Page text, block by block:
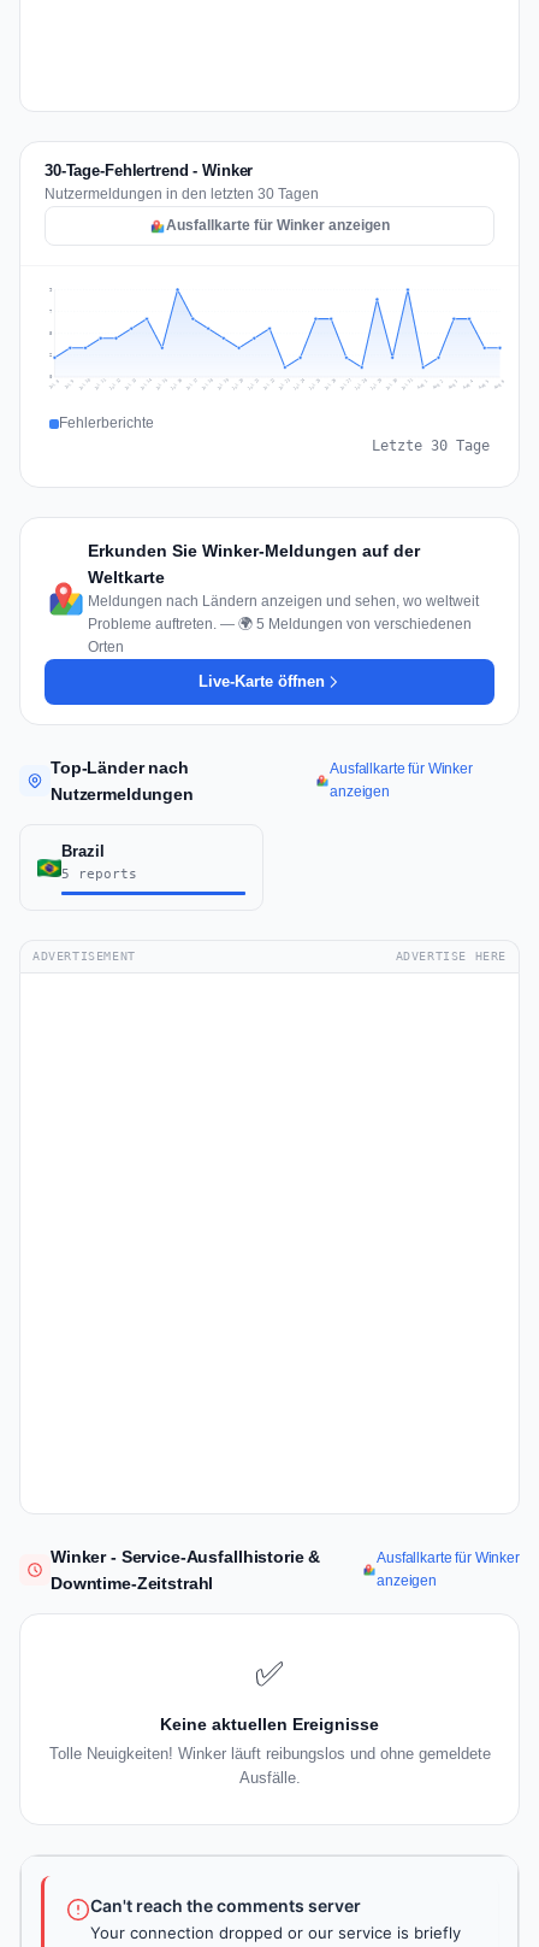
30-Tage-Fehlertrend - Winker
Nutzermeldungen in den letzten 30 Tagen
Ausfallkarte für Winker anzeigen
2
5
7
9
Jul 8 Jul 9 Jul 10 Jul 11 Jul 12 Jul 13 Jul 14 Jul 15 Jul 16 Jul 17 Jul 18 Jul 19 Jul 20 Jul 21 Jul 22 Jul 23 Jul 24 Jul 25 Jul 26 Jul 27 Jul 28 Jul 29 Jul 30 Jul 31 Aug 1 Aug 2 Aug 3 Aug 4 Aug 5 Aug 6
Fehlerberichte
Letzte 30 Tage
Erkunden Sie Winker-Meldungen auf der
Weltkarte
Meldungen nach Ländern anzeigen und sehen, wo weltweit
Probleme auftreten. — 🌍 5 Meldungen von verschiedenen
Orten
Live-Karte öffnen
Top-Länder nach
Nutzermeldungen
Ausfallkarte für Winker
anzeigen
Brazil
5 reports
ADVERTISEMENT ADVERTISE HERE
Winker - Service-Ausfallhistorie &
Downtime-Zeitstrahl
Ausfallkarte für Winker
anzeigen
✅
Keine aktuellen Ereignisse
Tolle Neuigkeiten! Winker läuft reibungslos und ohne gemeldete
Ausfälle.
Can't reach the comments server
Your connection dropped or our service is briefly